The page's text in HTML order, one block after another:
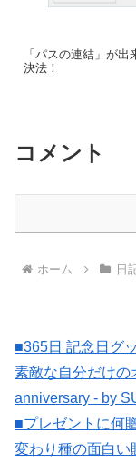
「パスの連結」が
決法！
コメント
ホーム 日
■365日 記念日グ
素敵な自分だけの
anniversary - by
■プレゼントに何
変わり種の面白い